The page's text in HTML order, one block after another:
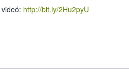
http://bit.ly/2Hu2pyU